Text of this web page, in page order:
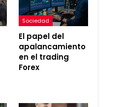
Sociedad
El papel del
apalancamiento
en el trading
Forex